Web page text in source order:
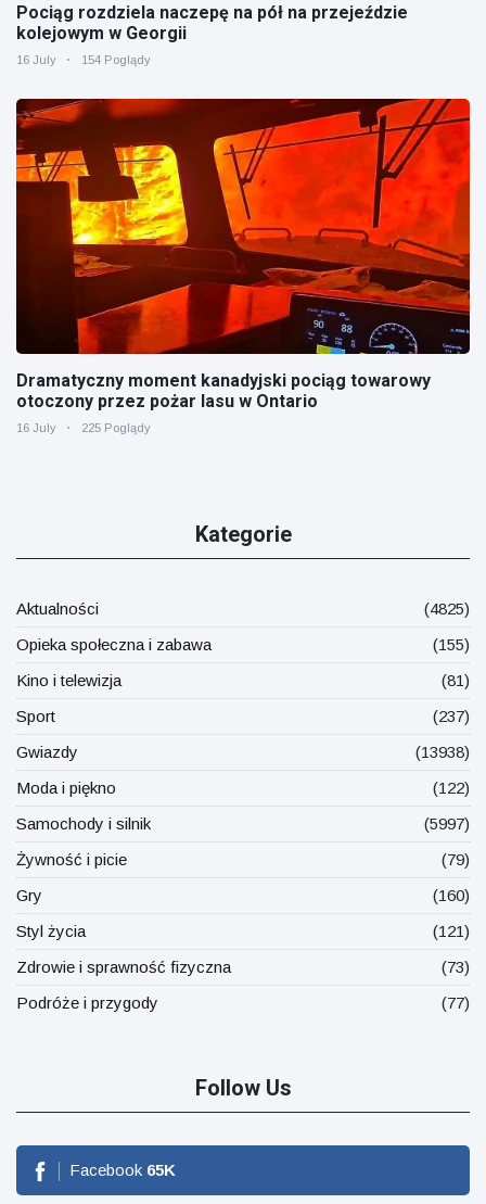
Pociąg rozdziela naczepę na pół na przejeździe
kolejowym w Georgii
16 July 154 Poglądy
Dramatyczny moment kanadyjski pociąg towarowy
otoczony przez pożar lasu w Ontario
16 July 225 Poglądy
Kategorie
Aktualności
(4825)
Opieka społeczna i zabawa
(155)
Kino i telewizja
(81)
Sport
(237)
Gwiazdy
(13938)
Moda i piękno
(122)
Samochody i silnik
(5997)
Żywność i picie
(79)
Gry
(160)
Styl życia
(121)
Zdrowie i sprawność fizyczna
(73)
Podróże i przygody
(77)
Follow Us
Facebook 65K